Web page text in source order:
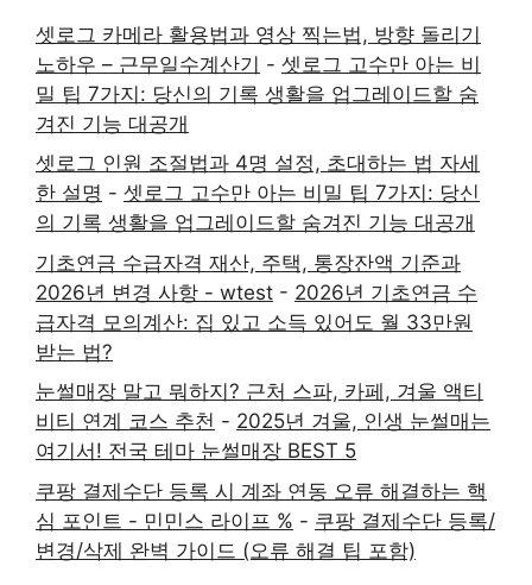
셋로그 카메라 활용법과 영상 찍는법, 방향 돌리기
노하우 – 근무일수계산기 - 셋로그 고수만 아는 비
밀 팁 7가지: 당신의 기록 생활을 업그레이드할 숨
겨진 기능 대공개
셋로그 인원 조절법과 4명 설정, 초대하는 법 자세
한 설명 - 셋로그 고수만 아는 비밀 팁 7가지: 당신
의 기록 생활을 업그레이드할 숨겨진 기능 대공개
기초연금 수급자격 재산, 주택, 통장잔액 기준과
2026년 변경 사항 - wtest - 2026년 기초연금 수
급자격 모의계산: 집 있고 소득 있어도 월 33만원
받는 법?
눈썰매장 말고 뭐하지? 근처 스파, 카페, 겨울 액티
비티 연계 코스 추천 - 2025년 겨울, 인생 눈썰매는
여기서! 전국 테마 눈썰매장 BEST 5
쿠팡 결제수단 등록 시 계좌 연동 오류 해결하는 핵
심 포인트 - 민민스 라이프 % - 쿠팡 결제수단 등록/
변경/삭제 완벽 가이드 (오류 해결 팁 포함)